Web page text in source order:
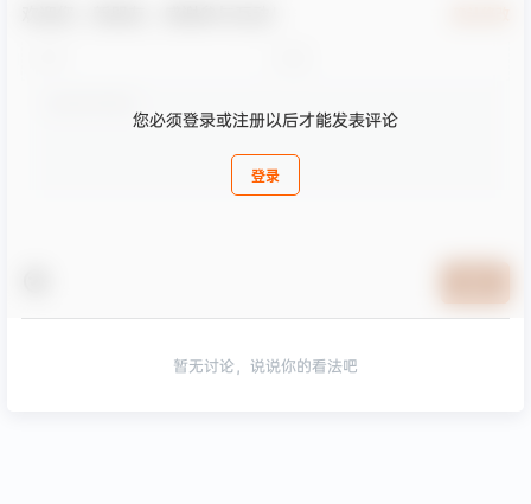
您必须登录或注册以后才能发表评论
登录
暂无讨论，说说你的看法吧